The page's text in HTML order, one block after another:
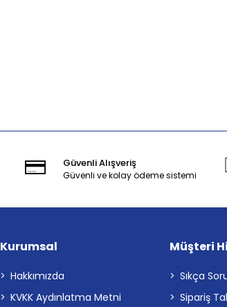
Güvenli Alışveriş
Güvenli ve kolay ödeme sistemi
Kurumsal
Hakkımızda
KVKK Aydınlatma Metni
Müşteri
Sıkça
Sipariş